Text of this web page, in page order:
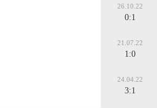
26.10.22
0:1
21.07.22
1:0
24.04.22
3:1